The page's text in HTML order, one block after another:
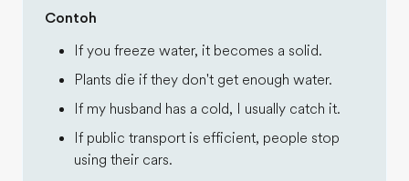
Contoh
If you freeze water, it becomes a solid.
Plants die if they don't get enough water.
If my husband has a cold, I usually catch it.
If public transport is efficient, people stop
using their cars.